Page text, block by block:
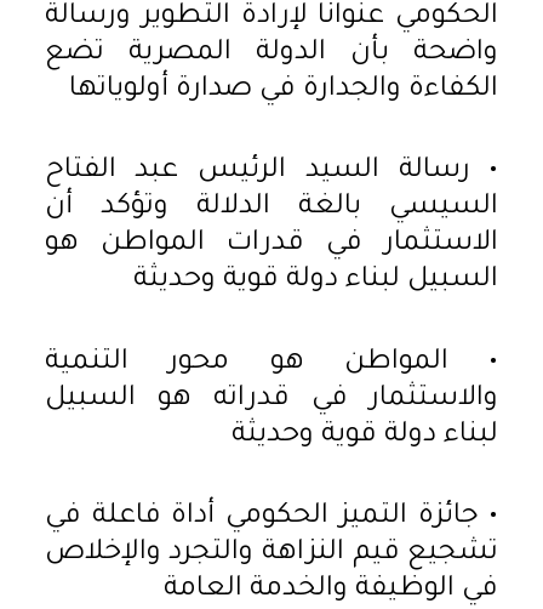
الحكومي عنوانًا لإرادة التطوير ورسالة
واضحة بأن الدولة المصرية تضع
الكفاءة والجدارة في صدارة أولوياتها
• رسالة السيد الرئيس عبد الفتاح
السيسي بالغة الدلالة وتؤكد أن
الاستثمار في قدرات المواطن هو
السبيل لبناء دولة قوية وحديثة
• المواطن هو محور التنمية
والاستثمار في قدراته هو السبيل
لبناء دولة قوية وحديثة
• جائزة التميز الحكومي أداة فاعلة في
تشجيع قيم النزاهة والتجرد والإخلاص
في الوظيفة والخدمة العامة